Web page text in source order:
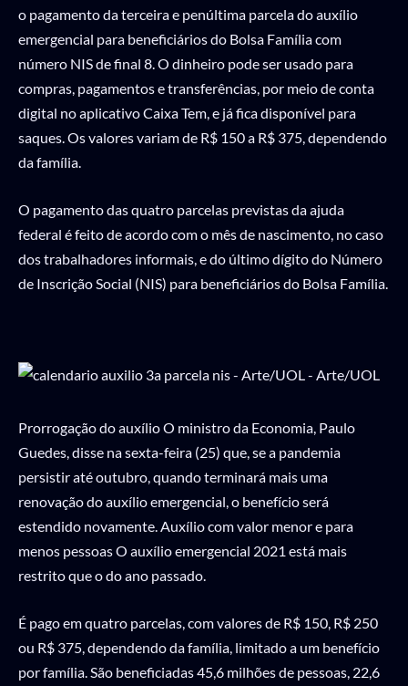
o pagamento da terceira e penúltima parcela do auxílio
emergencial para beneficiários do Bolsa Família com
número NIS de final 8. O dinheiro pode ser usado para
compras, pagamentos e transferências, por meio de conta
digital no aplicativo Caixa Tem, e já fica disponível para
saques. Os valores variam de R$ 150 a R$ 375, dependendo
da família.
O pagamento das quatro parcelas previstas da ajuda
federal é feito de acordo com o mês de nascimento, no caso
dos trabalhadores informais, e do último dígito do Número
de Inscrição Social (NIS) para beneficiários do Bolsa Família.
Prorrogação do auxílio O ministro da Economia, Paulo
Guedes, disse na sexta-feira (25) que, se a pandemia
persistir até outubro, quando terminará mais uma
renovação do auxílio emergencial, o benefício será
estendido novamente. Auxílio com valor menor e para
menos pessoas O auxílio emergencial 2021 está mais
restrito que o do ano passado.
É pago em quatro parcelas, com valores de R$ 150, R$ 250
ou R$ 375, dependendo da família, limitado a um benefício
por família. São beneficiadas 45,6 milhões de pessoas, 22,6